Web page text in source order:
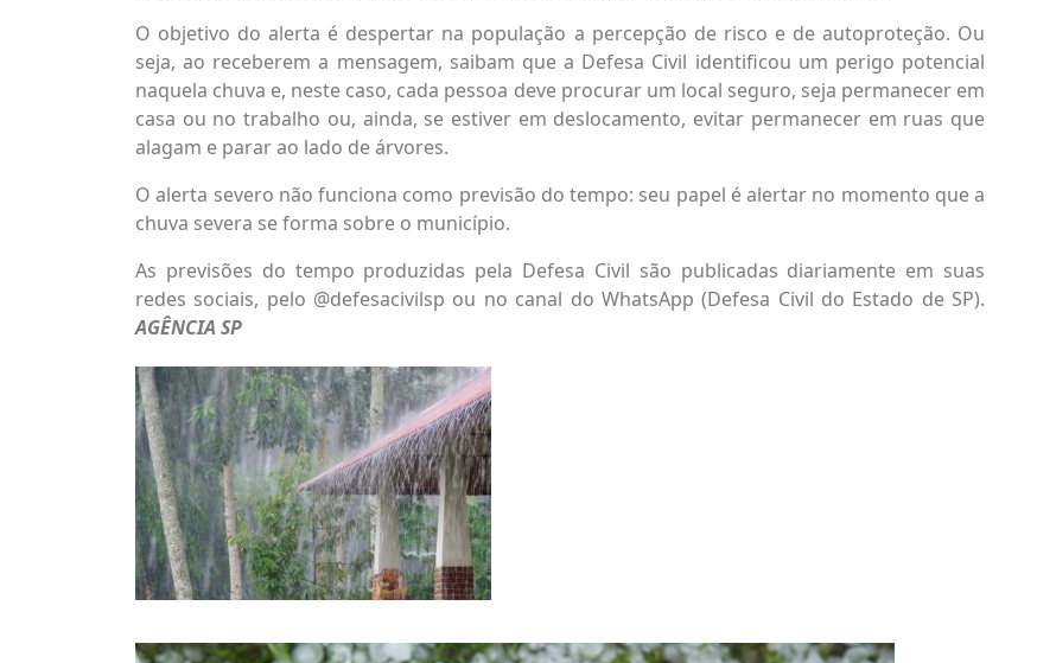
O objetivo do alerta é despertar na população a percepção de risco e de autoproteção. Ou
seja, ao receberem a mensagem, saibam que a Defesa Civil identificou um perigo potencial
naquela chuva e, neste caso, cada pessoa deve procurar um local seguro, seja permanecer em
casa ou no trabalho ou, ainda, se estiver em deslocamento, evitar permanecer em ruas que
alagam e parar ao lado de árvores.
O alerta severo não funciona como previsão do tempo: seu papel é alertar no momento que a
chuva severa se forma sobre o município.
As previsões do tempo produzidas pela Defesa Civil são publicadas diariamente em suas
redes sociais, pelo @defesacivilsp ou no canal do WhatsApp (Defesa Civil do Estado de SP).
AGÊNCIA SP